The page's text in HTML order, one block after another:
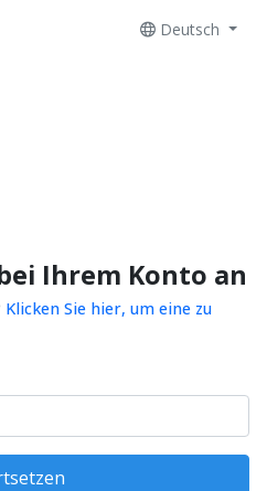
Deutsch
Ihrem Konto an
Klicken Sie hier, um eine zu